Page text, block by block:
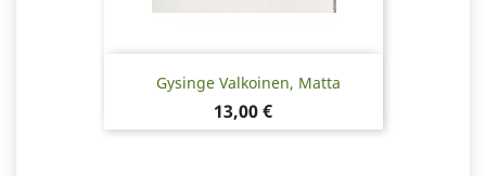
Gysinge Valkoinen, Matta
Hinta
13,00 €